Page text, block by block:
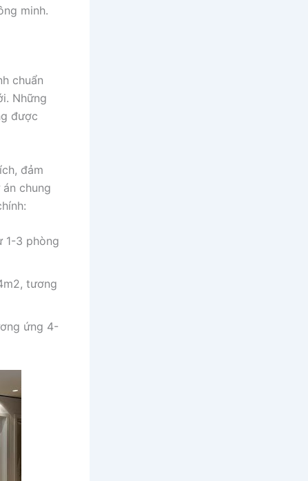
minh.
chuẩn
Những
được
đảm
chung
1-3 phòng
tương
ứng 4-